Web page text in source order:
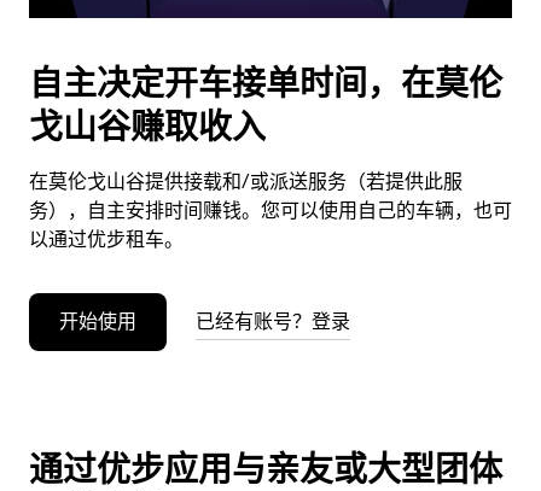
闭
日
历。
自主决定开车接单时间，在莫伦
戈山谷赚取收入
在莫伦戈山谷提供接载和/或派送服务（若提供此服
务），自主安排时间赚钱。您可以使用自己的车辆，也可
以通过优步租车。
开始使用 已经有账号？登录
通过优步应用与亲友或大型团体